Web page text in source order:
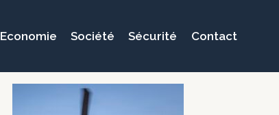
Economie Société Sécurité Contact